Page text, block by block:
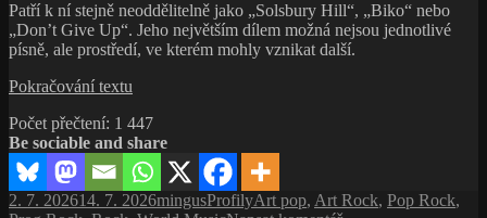
Patří k ní stejně neoddělitelně jako „Solsbury Hill“, „Biko“ nebo
„Don’t Give Up“. Jeho největším dílem možná nejsou jednotlivé
písně, ale prostředí, ve kterém mohly vznikat další.
Pokračování textu
Umění
otevřených
dveří
Počet přečtení: 1 447
Be sociable and share
Publikováno:
2. 7. 202614. 7. 2026Autor:
mingusRubriky:
ProfilyŠtítky:
Art pop, Art Rock, Pop Rock,